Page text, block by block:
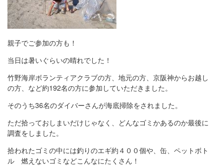
親子でご参加の方も！
当日は暑いぐらいの晴れでした！
竹野海岸ボランティアクラブの方、地元の方、京阪神からお越し
の方、など約192名の方に参加していただきました。
そのうち36名のダイバーさんが海底掃除をされました。
ただ拾っておしまいだけじゃなく、どんなゴミかあるのか最後に
調査をしました。
拾われたゴミの中には釣りのエギ約４００個や、缶、ペットボト
ル 燃えないゴミなどこんなにたくさん！